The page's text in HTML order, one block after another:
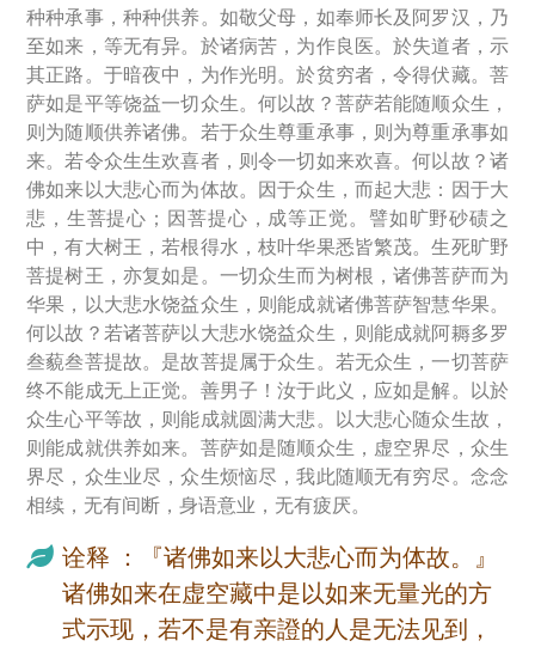
种种承事，种种供养。如敬父母，如奉师长及阿罗汉，乃
至如来，等无有异。於诸病苦，为作良医。於失道者，示
其正路。于暗夜中，为作光明。於贫穷者，令得伏藏。菩
萨如是平等饶益一切众生。何以故？菩萨若能随顺众生，
则为随顺供养诸佛。若于众生尊重承事，则为尊重承事如
来。若令众生生欢喜者，则令一切如来欢喜。何以故？诸
佛如来以大悲心而为体故。因于众生，而起大悲：因于大
悲，生菩提心；因菩提心，成等正觉。譬如旷野砂碛之
中，有大树王，若根得水，枝叶华果悉皆繁茂。生死旷野
菩提树王，亦复如是。一切众生而为树根，诸佛菩萨而为
华果，以大悲水饶益众生，则能成就诸佛菩萨智慧华果。
何以故？若诸菩萨以大悲水饶益众生，则能成就阿耨多罗
叁藐叁菩提故。是故菩提属于众生。若无众生，一切菩萨
终不能成无上正觉。善男子！汝于此义，应如是解。以於
众生心平等故，则能成就圆满大悲。以大悲心随众生故，
则能成就供养如来。菩萨如是随顺众生，虚空界尽，众生
界尽，众生业尽，众生烦恼尽，我此随顺无有穷尽。念念
相续，无有间断，身语意业，无有疲厌。
诠释 ：『诸佛如来以大悲心而为体故。』
诸佛如来在虚空藏中是以如来无量光的方
式示现，若不是有亲證的人是无法见到，